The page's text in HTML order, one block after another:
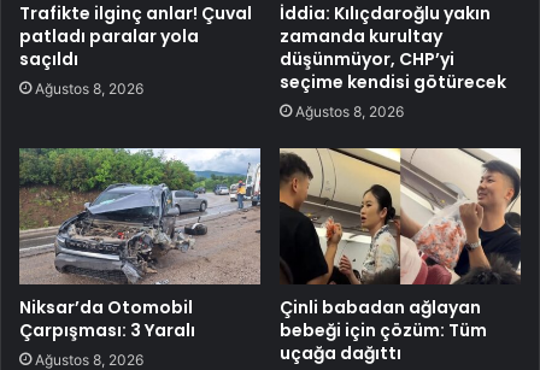
Trafikte ilginç anlar! Çuval
patladı paralar yola
saçıldı
Ağustos 8, 2026
İddia: Kılıçdaroğlu yakın
zamanda kurultay
düşünmüyor, CHP’yi
seçime kendisi götürecek
Ağustos 8, 2026
Niksar’da Otomobil
Çarpışması: 3 Yaralı
Ağustos 8, 2026
Çinli babadan ağlayan
bebeği için çözüm: Tüm
uçağa dağıttı